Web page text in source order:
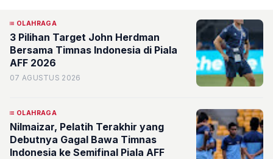
OLAHRAGA
3 Pilihan Target John Herdman
Bersama Timnas Indonesia di Piala
AFF 2026
07 AGUSTUS 2026
OLAHRAGA
Nilmaizar, Pelatih Terakhir yang
Debutnya Gagal Bawa Timnas
Indonesia ke Semifinal Piala AFF